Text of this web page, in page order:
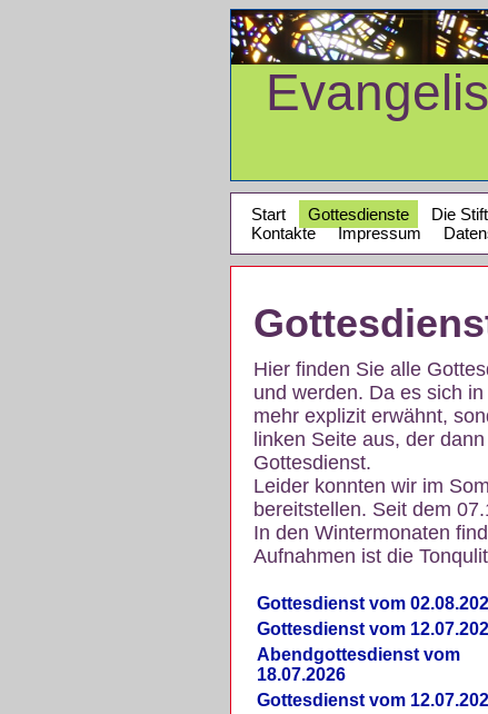
Start Gottesdienste Die
Kontakte
Impressum
Hier finden Sie alle
und werden. Da es sich
mehr explizit erwähnt,
linken Seite aus, der
Gottesdienst.
Leider konnten wir im
bereitstellen. Seit dem
In den Wintermonaten
Aufnahmen ist die
Gottesdienst vom
Gottesdienst vom
Abendgottesdienst vom
18.07.2026
Gottesdienst vom